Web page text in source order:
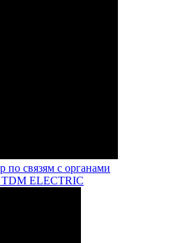
по связям с органами
TDM ELECTRIC